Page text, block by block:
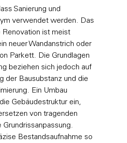
Sanierung und
verwendet werden. Das
Renovation ist meist
neuer Wandanstrich oder
Parkett. Die Grundlagen
beziehen sich jedoch auf
der Bausubstanz und die
Ein Umbau
Gebäudestruktur ein,
von tragenden
Bestandsaufnahme so